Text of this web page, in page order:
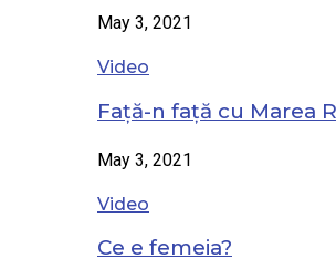
May 3, 2021
Video
Față-n față cu Marea
May 3, 2021
Video
Ce e femeia?